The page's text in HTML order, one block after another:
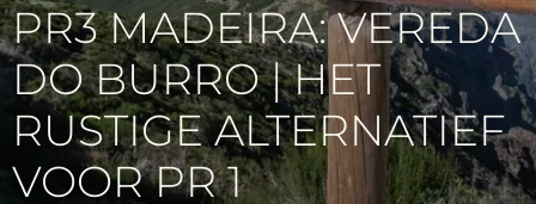
PR3 MADEIRA: VEREDA
DO BURRO | HET
RUSTIGE ALTERNATIEF
VOOR PR 1